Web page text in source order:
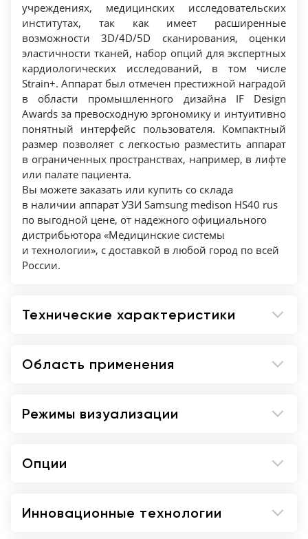
делая ультразвуковое изображение
контрастней на границе сред разной эхо-
плотности.
Модуль MultiVision — детализация
изображения и уменьшение артефактов
за счет технологии получения изображения
с учетом нескольких углов инсонации.
Система SonoView — система архивации
и дальнейшего просмотра статических
и динамических изображений (база данных
изображений), имеется возможность
копирования изображений на внешние
накопители (подключение по USB),
проводить измерения в архиве.
учреждениях, медицинских исследовательских
институтах, так как имеет расширенные
возможности 3D/4D/5D сканирования, оценки
эластичности тканей, набор опций для экспертных
кардиологических исследований, в том числе
Strain+. Аппарат был отмечен престижной наградой
в области промышленного дизайна IF Design
Awards за превосходную эргономику и интуитивно
понятный интерфейс пользователя. Компактный
размер позволяет с легкостью разместить аппарат
в ограниченных пространствах, например, в лифте
или палате пациента.
Вы можете заказать или купить со склада
в наличии аппарат УЗИ Samsung medison HS40 rus
по выгодной цене, от надежного официального
дистрибьютора «Медицинские системы
и технологии», с доставкой в любой город по всей
России.
Технические характеристики
Область применения
Режимы визуализации
Опции
Инновационные технологии